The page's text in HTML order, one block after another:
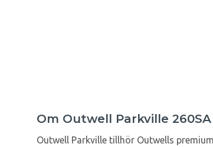
Om Outwell Parkville 260SA
Outwell Parkville tillhör Outwells